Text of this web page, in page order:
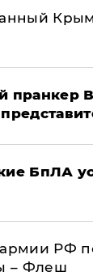
пранкер
БпЛА
РФ
– Флеш